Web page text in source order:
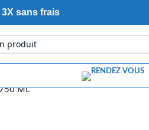
3X sans frais
ML